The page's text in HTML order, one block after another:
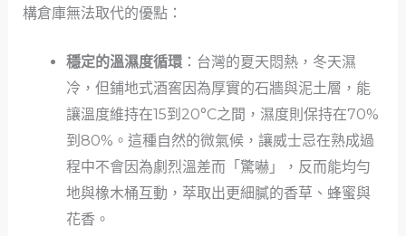
構倉庫無法取代的優點：
穩定的溫濕度循環：台灣的夏天悶熱，冬天濕
冷，但鋪地式酒窖因為厚實的石牆與泥土層，能
讓溫度維持在15到20°C之間，濕度則保持在70%
到80%。這種自然的微氣候，讓威士忌在熟成過
程中不會因為劇烈溫差而「驚嚇」，反而能均勻
地與橡木桶互動，萃取出更細膩的香草、蜂蜜與
花香。